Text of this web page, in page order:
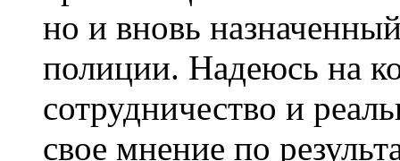
но и вновь
полиции. Надеюсь на
сотрудничество и
свое мнение по